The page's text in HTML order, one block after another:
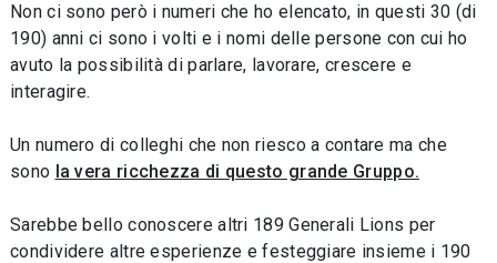
Non ci sono però i numeri che ho elencato, in questi 30 (di
190) anni ci sono i volti e i nomi delle persone con cui ho
avuto la possibilità di parlare, lavorare, crescere e
interagire.
Un numero di colleghi che non riesco a contare ma che
sono la vera ricchezza di questo grande Gruppo.
Sarebbe bello conoscere altri 189 Generali Lions per
condividere altre esperienze e festeggiare insieme i 190